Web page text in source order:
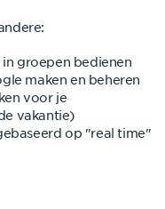
groepen bedienen
maken en beheren
voor je
vakantie)
op "real time"